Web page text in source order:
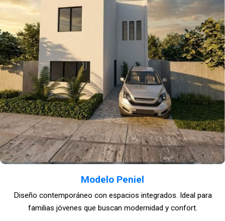
Modelo Peniel
Diseño contemporáneo con espacios integrados. Ideal para
familias jóvenes que buscan modernidad y confort.